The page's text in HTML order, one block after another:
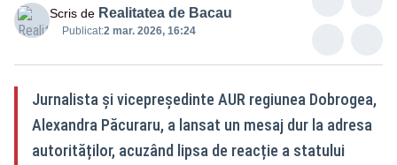
Scris de Realitatea de Bacau
Publicat:2 mar. 2026, 16:24
Jurnalista și vicepreședinte AUR regiunea Dobrogea,
Alexandra Păcuraru, a lansat un mesaj dur la adresa
autorităților, acuzând lipsa de reacție a statului